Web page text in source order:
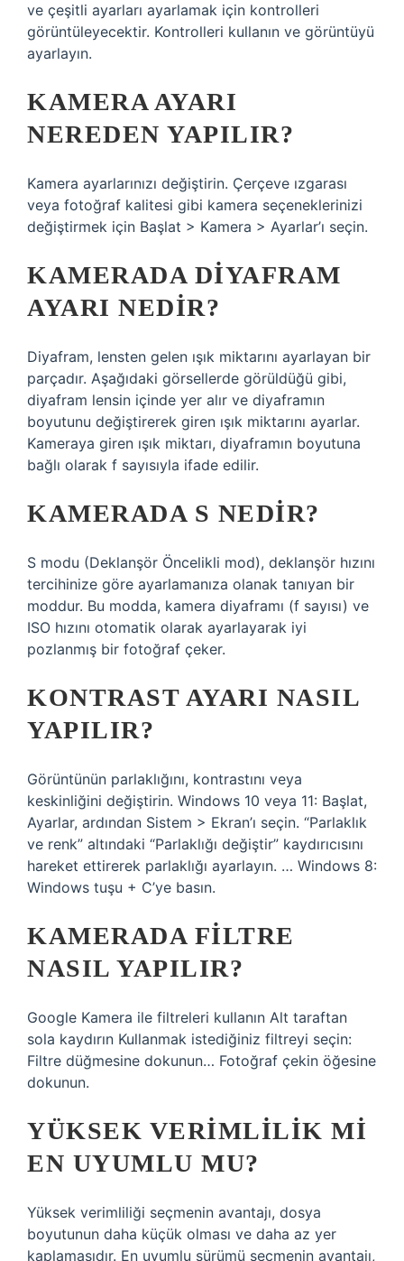
ve çeşitli ayarları ayarlamak için kontrolleri
görüntüleyecektir. Kontrolleri kullanın ve görüntüyü
ayarlayın.
KAMERA AYARI
NEREDEN YAPILIR?
Kamera ayarlarınızı değiştirin. Çerçeve ızgarası
veya fotoğraf kalitesi gibi kamera seçeneklerinizi
değiştirmek için Başlat > Kamera > Ayarlar’ı seçin.
KAMERADA DIYAFRAM
AYARI NEDIR?
Diyafram, lensten gelen ışık miktarını ayarlayan bir
parçadır. Aşağıdaki görsellerde görüldüğü gibi,
diyafram lensin içinde yer alır ve diyaframın
boyutunu değiştirerek giren ışık miktarını ayarlar.
Kameraya giren ışık miktarı, diyaframın boyutuna
bağlı olarak f sayısıyla ifade edilir.
KAMERADA S NEDIR?
S modu (Deklanşör Öncelikli mod), deklanşör hızını
tercihinize göre ayarlamanıza olanak tanıyan bir
moddur. Bu modda, kamera diyaframı (f sayısı) ve
ISO hızını otomatik olarak ayarlayarak iyi
pozlanmış bir fotoğraf çeker.
KONTRAST AYARI NASIL
YAPILIR?
Görüntünün parlaklığını, kontrastını veya
keskinliğini değiştirin. Windows 10 veya 11: Başlat,
Ayarlar, ardından Sistem > Ekran’ı seçin. “Parlaklık
ve renk” altındaki “Parlaklığı değiştir” kaydırıcısını
hareket ettirerek parlaklığı ayarlayın. … Windows 8:
Windows tuşu + C’ye basın.
KAMERADA FILTRE
NASIL YAPILIR?
Google Kamera ile filtreleri kullanın Alt taraftan
sola kaydırın Kullanmak istediğiniz filtreyi seçin:
Filtre düğmesine dokunun… Fotoğraf çekin öğesine
dokunun.
YÜKSEK VERIMLILIK MI
EN UYUMLU MU?
Yüksek verimliliği seçmenin avantajı, dosya
boyutunun daha küçük olması ve daha az yer
kaplamasıdır. En uyumlu sürümü seçmenin avantajı,